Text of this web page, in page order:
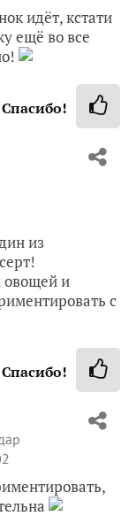
идёт, кстати
ещё во все
Спасибо!
из
овощей и
с
Спасибо!